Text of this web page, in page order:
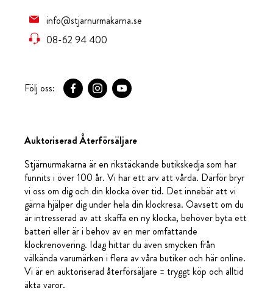
info@stjarnurmakarna.se
08-62 94 400
Följ oss:
Auktoriserad Återförsäljare
Stjärnurmakarna är en rikstäckande butikskedja som har
funnits i över 100 år. Vi har ett arv att vårda. Därför bryr
vi oss om dig och din klocka över tid. Det innebär att vi
gärna hjälper dig under hela din klockresa. Oavsett om du
är intresserad av att skaffa en ny klocka, behöver byta ett
batteri eller är i behov av en mer omfattande
klockrenovering. Idag hittar du även smycken från
välkända varumärken i flera av våra butiker och här online.
Vi är en auktoriserad återförsäljare = tryggt köp och alltid
äkta varor.